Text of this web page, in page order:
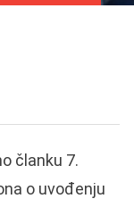
članku 7.
o uvođenju